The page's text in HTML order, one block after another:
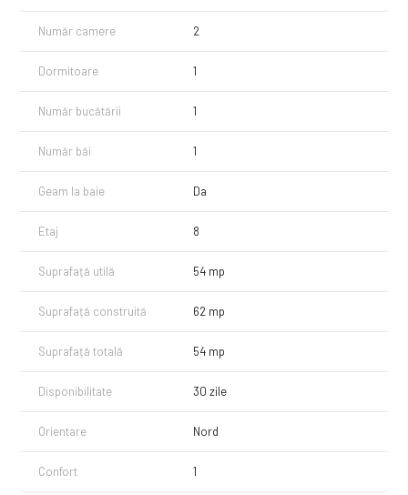
Număr camere 2
Dormitoare 1
Număr bucătării 1
Număr băi 1
Geam la baie Da
Etaj 8
Suprafață utilă 54 mp
Suprafață construită 62 mp
Suprafață totală 54 mp
Disponibilitate 30 zile
Orientare Nord
Confort 1